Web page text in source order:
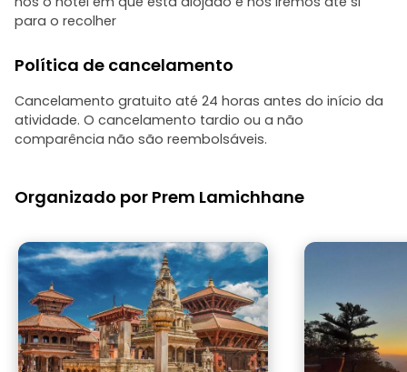
para o recolher
Política de cancelamento
Cancelamento gratuito até 24 horas antes do início da
atividade. O cancelamento tardio ou a não
comparência não são reembolsáveis.
Organizado por Prem Lamichhane